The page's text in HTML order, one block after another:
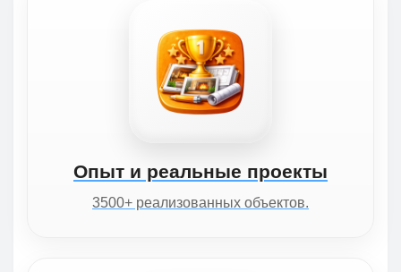
Опыт и реальные проекты
3500+ реализованных объектов.